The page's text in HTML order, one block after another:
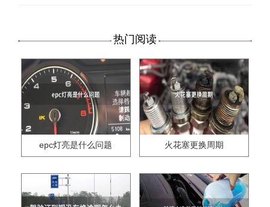
热门阅读
epc灯亮是什么问题 火花塞更换周期